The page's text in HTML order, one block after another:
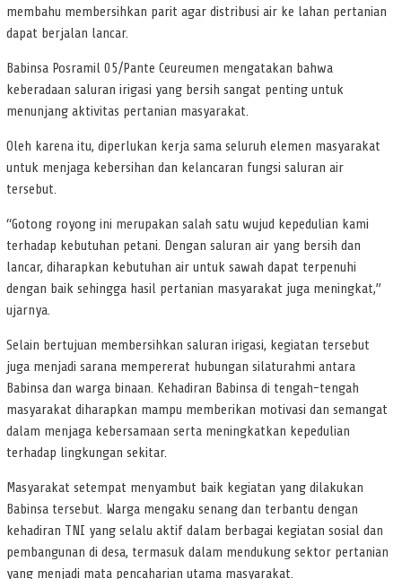
membahu membersihkan parit agar distribusi air ke lahan pertanian
dapat berjalan lancar.
Babinsa Posramil 05/Pante Ceureumen mengatakan bahwa
keberadaan saluran irigasi yang bersih sangat penting untuk
menunjang aktivitas pertanian masyarakat.
Oleh karena itu, diperlukan kerja sama seluruh elemen masyarakat
untuk menjaga kebersihan dan kelancaran fungsi saluran air
tersebut.
“Gotong royong ini merupakan salah satu wujud kepedulian kami
terhadap kebutuhan petani. Dengan saluran air yang bersih dan
lancar, diharapkan kebutuhan air untuk sawah dapat terpenuhi
dengan baik sehingga hasil pertanian masyarakat juga meningkat,”
ujarnya.
Selain bertujuan membersihkan saluran irigasi, kegiatan tersebut
juga menjadi sarana mempererat hubungan silaturahmi antara
Babinsa dan warga binaan. Kehadiran Babinsa di tengah-tengah
masyarakat diharapkan mampu memberikan motivasi dan semangat
dalam menjaga kebersamaan serta meningkatkan kepedulian
terhadap lingkungan sekitar.
Masyarakat setempat menyambut baik kegiatan yang dilakukan
Babinsa tersebut. Warga mengaku senang dan terbantu dengan
kehadiran TNI yang selalu aktif dalam berbagai kegiatan sosial dan
pembangunan di desa, termasuk dalam mendukung sektor pertanian
yang menjadi mata pencaharian utama masyarakat.